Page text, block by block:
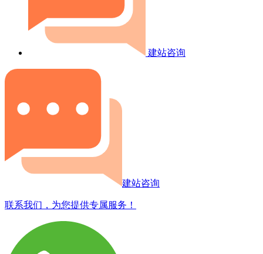
建站咨询
建站咨询
联系我们，为您提供专属服务！